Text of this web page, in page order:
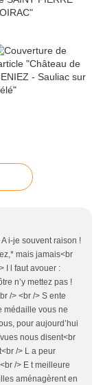
i-je souvent raison !
mais jamais<br
I l faut avouer :
n’y mettez pas !
/> <br /> S ente
médaille vous ne
pour aujourd’hui
nous disent<br
/> L a peur
/> E t meilleure
aménagèrent en